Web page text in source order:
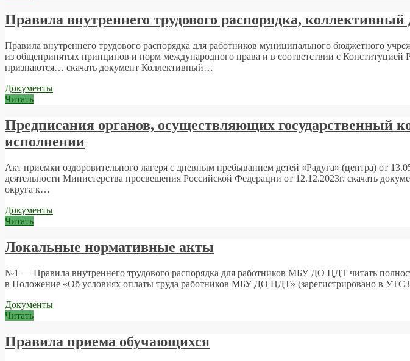
Правила внутреннего трудового распорядка, коллективный
Правила внутреннего трудового распорядка для работников муниципального бюджетного
из общепринятых принципов и норм международного права и в соответствии с
признаются… скачать документ Коллективный…
Документы
Читать
Предписания органов, осуществляющих государственный
исполнении
Акт приёмки оздоровительного лагеря с дневным пребыванием детей «Радуга» (центра) от
деятельности Министерства просвещения Российской Федерации от 12.12.2023г. скачать
округа к…
Документы
Читать
Локальные нормативные акты
№1 — Правила внутреннего трудового распорядка для работников МБУ ДО ЦДТ читать
в Положение «Об условиях оплаты труда работников МБУ ДО ЦДТ» (зарегистрировано в
Документы
Читать
Правила приема обучающихся